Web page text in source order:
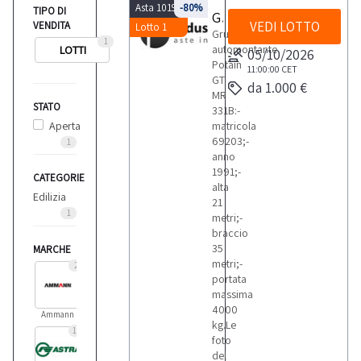
TIPO DI
VENDITA
1
LOTTI
STATO
Aperta
1
CATEGORIE
Edilizia
1
MARCHE
2
Ammann
11
Asta 10198
Lotto 1
-80%
Gru Potain GT MR 331B
Gru
automontante
Potain
GT
MR
331B:-
matricola
69203;-
anno
1991;-
alta
21
metri;-
braccio
35
metri;-
portata
massima
4000
kg.Le
foto
del
VEDI LOTTO
05/10/2026
11:00:00 CET
da 1.000 €